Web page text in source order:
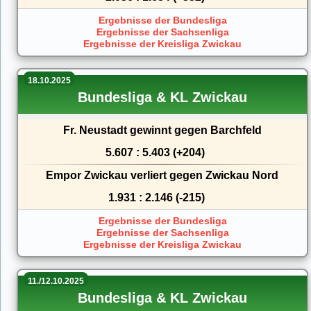
Ergebnisse der Bundesliga
Ergebnisse der Sachsenliga
Ergebnisse der Kreisliga Zwickau
18.10.2025
Bundesliga & KL Zwickau
Fr. Neustadt gewinnt gegen Barchfeld
5.607 : 5.403 (+204)
Empor Zwickau verliert gegen Zwickau Nord
1.931 : 2.146 (-215)
Ergebnisse der Bundesliga
Ergebnisse der Sachsenliga
Ergebnisse der Kreisliga Zwickau
11./12.10.2025
Bundesliga & KL Zwickau